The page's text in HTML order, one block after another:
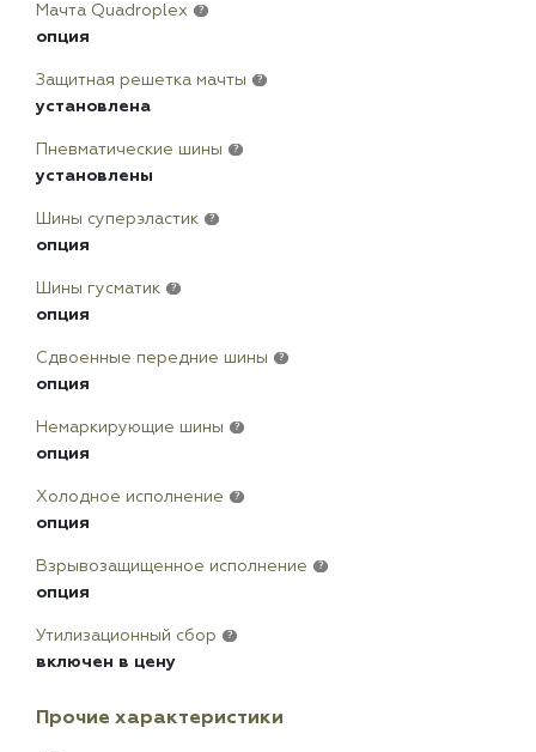
Мачта Quadroplex ?
опция
Защитная решетка мачты ?
установлена
Пневматические шины ?
установлены
Шины суперэластик ?
опция
Шины гусматик ?
опция
Сдвоенные передние шины ?
опция
Немаркирующие шины ?
опция
Холодное исполнение ?
опция
Взрывозащищенное исполнение ?
опция
Утилизационный сбор ?
включен в цену
Прочие характеристики